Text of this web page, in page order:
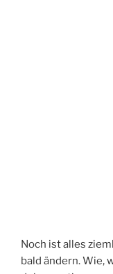
Noch ist alles
bald ändern. Wie,